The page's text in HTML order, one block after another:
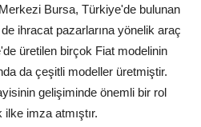
Bursa, Türkiye'de bulunan
ihracat pazarlarına yönelik araç
üretilen birçok Fiat modelinin
da çeşitli modeller üretmiştir.
gelişiminde önemli bir rol
imza atmıştır.